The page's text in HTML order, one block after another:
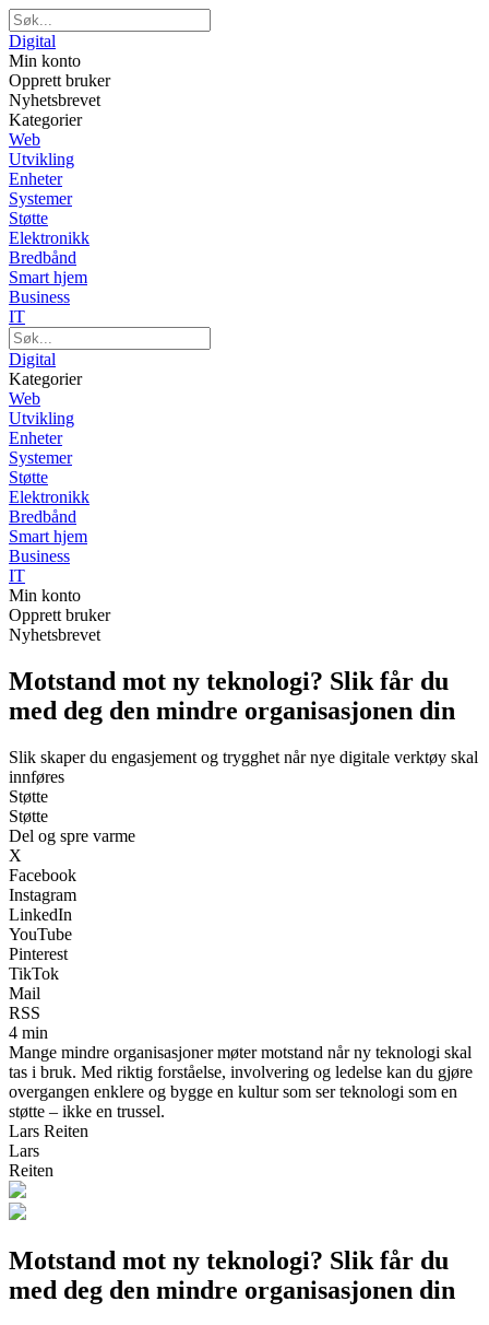
Digital
Min konto
Opprett bruker
Nyhetsbrevet
Kategorier
Web
Utvikling
Enheter
Systemer
Støtte
Elektronikk
Bredbånd
Smart hjem
Business
IT
Digital
Kategorier
Web
Utvikling
Enheter
Systemer
Støtte
Elektronikk
Bredbånd
Smart hjem
Business
IT
Min konto
Opprett bruker
Nyhetsbrevet
Motstand mot ny teknologi? Slik får du
med deg den mindre organisasjonen din
Slik skaper du engasjement og trygghet når nye digitale verktøy skal
innføres
Støtte
Støtte
Del og spre varme
X
Facebook
Instagram
LinkedIn
YouTube
Pinterest
TikTok
Mail
RSS
4 min
Mange mindre organisasjoner møter motstand når ny teknologi skal
tas i bruk. Med riktig forståelse, involvering og ledelse kan du gjøre
overgangen enklere og bygge en kultur som ser teknologi som en
støtte – ikke en trussel.
Lars Reiten
Lars
Reiten
Motstand mot ny teknologi? Slik får du
med deg den mindre organisasjonen din